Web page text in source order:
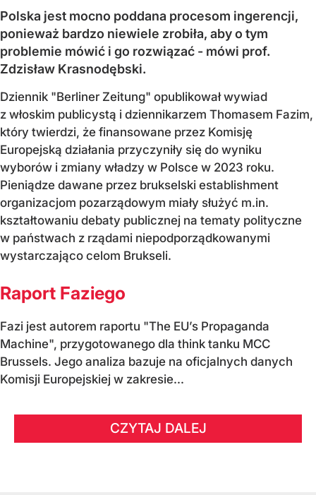
Polska jest mocno poddana procesom ingerencji,
ponieważ bardzo niewiele zrobiła, aby o tym
problemie mówić i go rozwiązać - mówi prof.
Zdzisław Krasnodębski.
Dziennik "Berliner Zeitung" opublikował wywiad
z włoskim publicystą i dziennikarzem Thomasem Fazim,
który twierdzi, że finansowane przez Komisję
Europejską działania przyczyniły się do wyniku
wyborów i zmiany władzy w Polsce w 2023 roku.
Pieniądze dawane przez brukselski establishment
organizacjom pozarządowym miały służyć m.in.
kształtowaniu debaty publicznej na tematy polityczne
w państwach z rządami niepodporządkowanymi
wystarczająco celom Brukseli.
Raport Faziego
Fazi jest autorem raportu "The EU’s Propaganda
Machine", przygotowanego dla think tanku MCC
Brussels. Jego analiza bazuje na oficjalnych danych
Komisji Europejskiej w zakresie...
CZYTAJ DALEJ